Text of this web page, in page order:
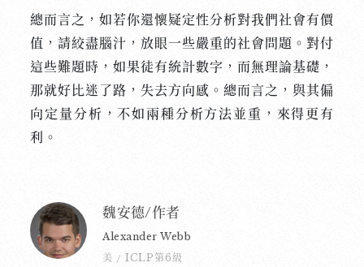
總而言之，如若你還懷疑定性分析對我們社會有價
值，請絞盡腦汁，放眼一些嚴重的社會問題。對付
這些難題時，如果徒有統計數字，而無理論基礎，
那就好比迷了路，失去方向感。總而言之，與其偏
向定量分析，不如兩種分析方法並重，來得更有
利。
魏安德/作者
Alexander Webb
美 / ICLP第6級